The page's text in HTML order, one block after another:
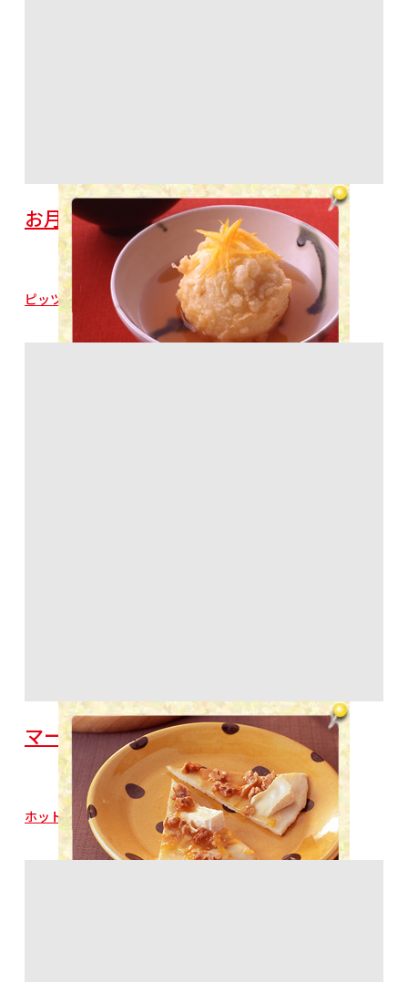
お月見揚げ芋まんじゅう
ピッツァミックス
マーマレードとカマンベールのピザ
ホットケーキミックス